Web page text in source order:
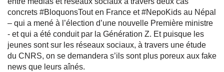
concrets #BloquonsTout en France et #NepoKids au Népal
– qui a mené à l’élection d’une nouvelle Première ministre
- et qui a été conduit par la Génération Z. Et puisque les
jeunes sont sur les réseaux sociaux, à travers une étude
du CNRS, on se demandera s’ils sont plus poreux aux fake
news que leurs aînés.